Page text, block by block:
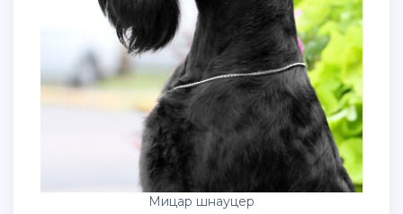
Мицар шнауцер